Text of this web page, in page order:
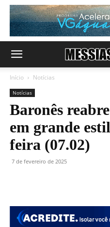
Início Notícias
Notícias
Baronês
em grande
feira (07.02)
7 de fevereiro de 2025